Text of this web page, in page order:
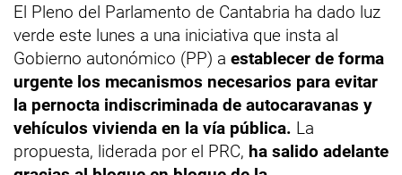
El Pleno del Parlamento de Cantabria ha dado luz
verde este lunes a una iniciativa que insta al
Gobierno autonómico (PP) a establecer de forma
urgente los mecanismos necesarios para evitar
la pernocta indiscriminada de autocaravanas y
vehículos vivienda en la vía pública. La
propuesta, liderada por el PRC, ha salido adelante